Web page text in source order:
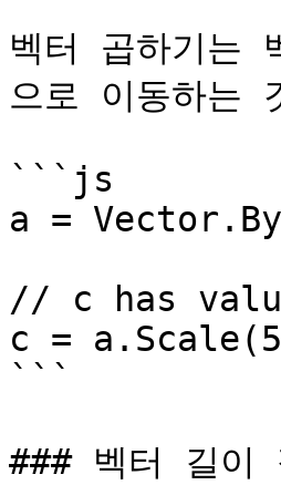
벡터 곱하기는
으로 이동하는
```js
a =
// c has
c =
```
### 벡터 길이